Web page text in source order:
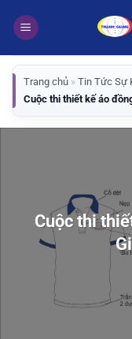
qua
dung
Trang chủ » Tin Tức Sự
Cuộc thi thiết kế áo
Cuộc thi